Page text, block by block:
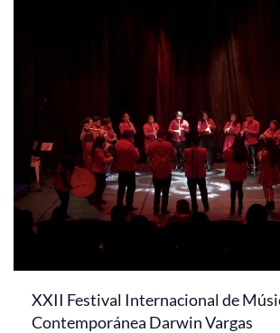
XXII Festival Internacional de
Contemporánea Darwin Vargas